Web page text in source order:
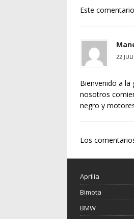
Este
22
Bienvenido a la
nosotros
negro y
Los
Aprilia
Bimota
BMW